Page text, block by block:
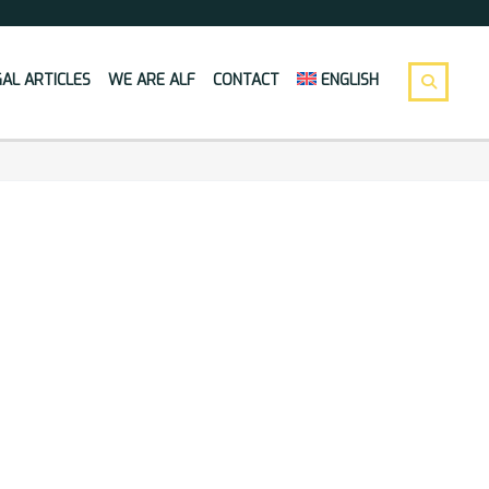
ARTICLES WE ARE ALF CONTACT ENGLISH